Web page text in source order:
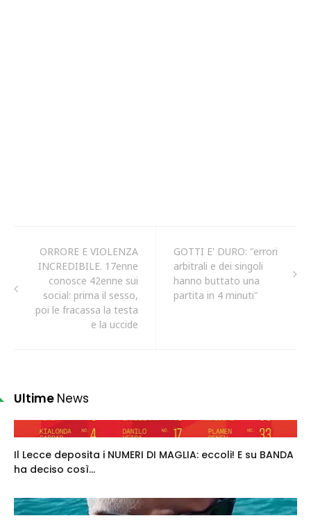
ORRORE E VIOLENZA
INCREDIBILE. 17enne
conosce 42enne sui
social: prima il sesso,
poi le fracassa la testa
e la uccide
GOTTI E' DURO: "errori
arbitrali e dei singoli
hanno buttato una
partita in 4 minuti"
Ultime News
Il Lecce deposita i NUMERI DI MAGLIA: eccoli! E su BANDA
ha deciso così...